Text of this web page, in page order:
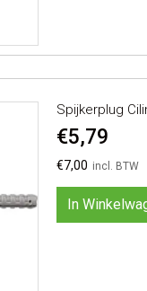
Spijkerplug
€7,00
€5,79
In